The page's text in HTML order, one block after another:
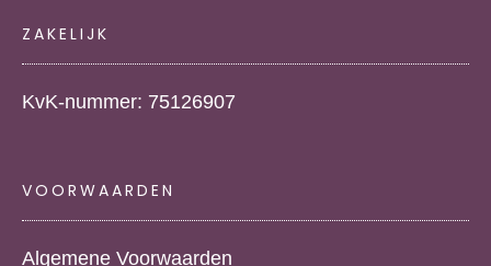
ZAKELIJK
KvK-nummer: 75126907
VOORWAARDEN
Algemene Voorwaarden